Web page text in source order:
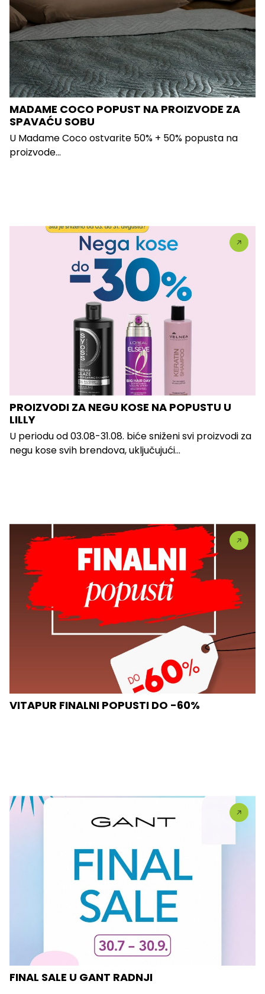
MADAME COCO POPUST NA PROIZVODE ZA
SPAVAĆU SOBU
U Madame Coco ostvarite 50% + 50% popusta na
proizvode...
PROIZVODI ZA NEGU KOSE NA POPUSTU U
LILLY
U periodu od 03.08-31.08. biće sniženi svi proizvodi za
negu kose svih brendova, uključujući...
VITAPUR FINALNI POPUSTI DO -60%
FINAL SALE U GANT RADNJI